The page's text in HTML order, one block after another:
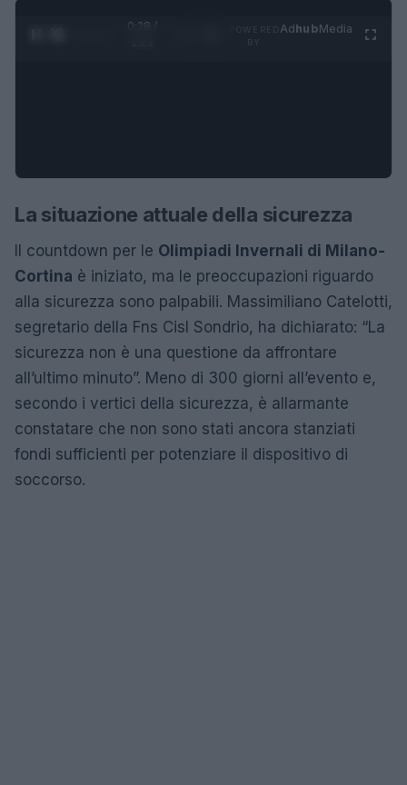
0:29 /
AdhubMedia
La situazione attuale della sicurezza
Il countdown per le Olimpiadi Invernali di Milano-
Cortina è iniziato, ma le preoccupazioni riguardo
alla sicurezza sono palpabili. Massimiliano Catelotti,
segretario della Fns Cisl Sondrio, ha dichiarato: “La
sicurezza non è una questione da affrontare
all’ultimo minuto”. Meno di 300 giorni all’evento e,
secondo i vertici della sicurezza, è allarmante
constatare che non sono stati ancora stanziati
fondi sufficienti per potenziare il dispositivo di
soccorso.